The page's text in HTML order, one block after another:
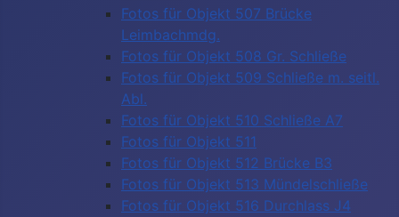
Fotos für Objekt 507 Brücke
Leimbachmdg.
Fotos für Objekt 508 Gr. Schließe
Fotos für Objekt 509 Schließe m. seitl.
Abl.
Fotos für Objekt 510 Schließe A7
Fotos für Objekt 511
Fotos für Objekt 512 Brücke B3
Fotos für Objekt 513 Mündelschließe
Fotos für Objekt 516 Durchlass J4